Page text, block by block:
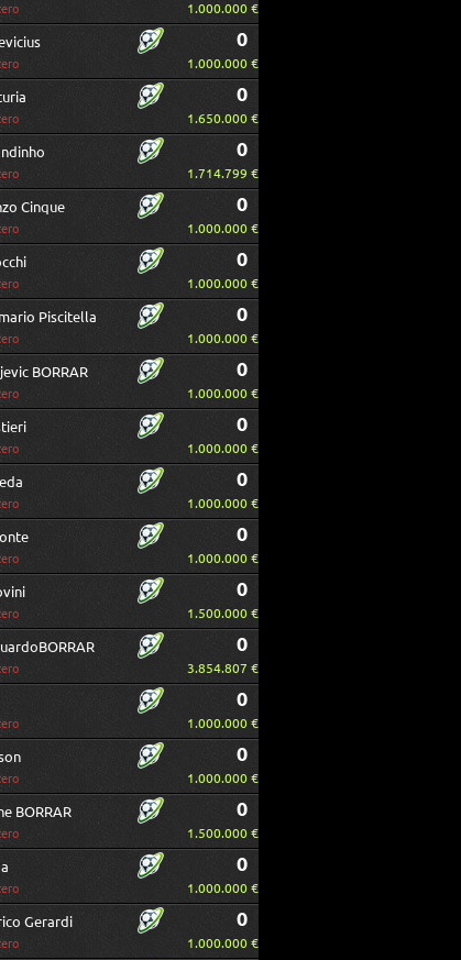
1.000.000 €
0
1.000.000 €
0
1.650.000 €
0
1.714.799 €
Cinque 0
1.000.000 €
0
1.000.000 €
Piscitella 0
1.000.000 €
BORRAR 0
1.000.000 €
0
1.000.000 €
0
1.000.000 €
0
1.000.000 €
0
1.500.000 €
0
3.854.807 €
0
1.000.000 €
0
1.000.000 €
BORRAR 0
1.500.000 €
0
1.000.000 €
Gerardi 0
1.000.000 €